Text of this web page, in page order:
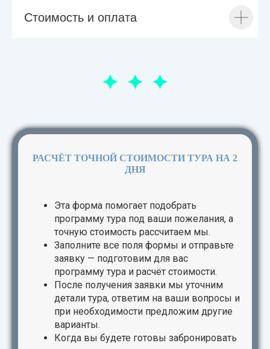
Стоимость и оплата
РАСЧЁТ ТОЧНОЙ СТОИМОСТИ ТУРА НА 2
ДНЯ
Эта форма помогает подобрать
программу тура под ваши пожелания, а
точную стоимость рассчитаем мы.
Заполните все поля формы и отправьте
заявку — подготовим для вас
программу тура и расчёт стоимости.
После получения заявки мы уточним
детали тура, ответим на ваши вопросы и
при необходимости предложим другие
варианты.
Когда вы будете готовы забронировать